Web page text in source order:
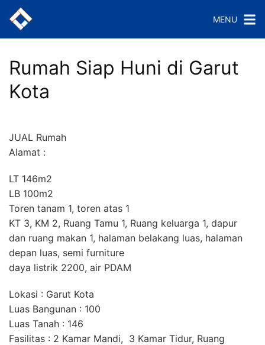
Langsung
ke
konten
MENU
Rumah Siap Huni di Garut
Kota
JUAL Rumah
Alamat :
LT 146m2
LB 100m2
Toren tanam 1, toren atas 1
KT 3, KM 2, Ruang Tamu 1, Ruang keluarga 1, dapur
dan ruang makan 1, halaman belakang luas, halaman
depan luas, semi furniture
daya listrik 2200, air PDAM
Lokasi : Garut Kota
Luas Bangunan : 100
Luas Tanah : 146
Fasilitas : 2 Kamar Mandi, 3 Kamar Tidur, Ruang